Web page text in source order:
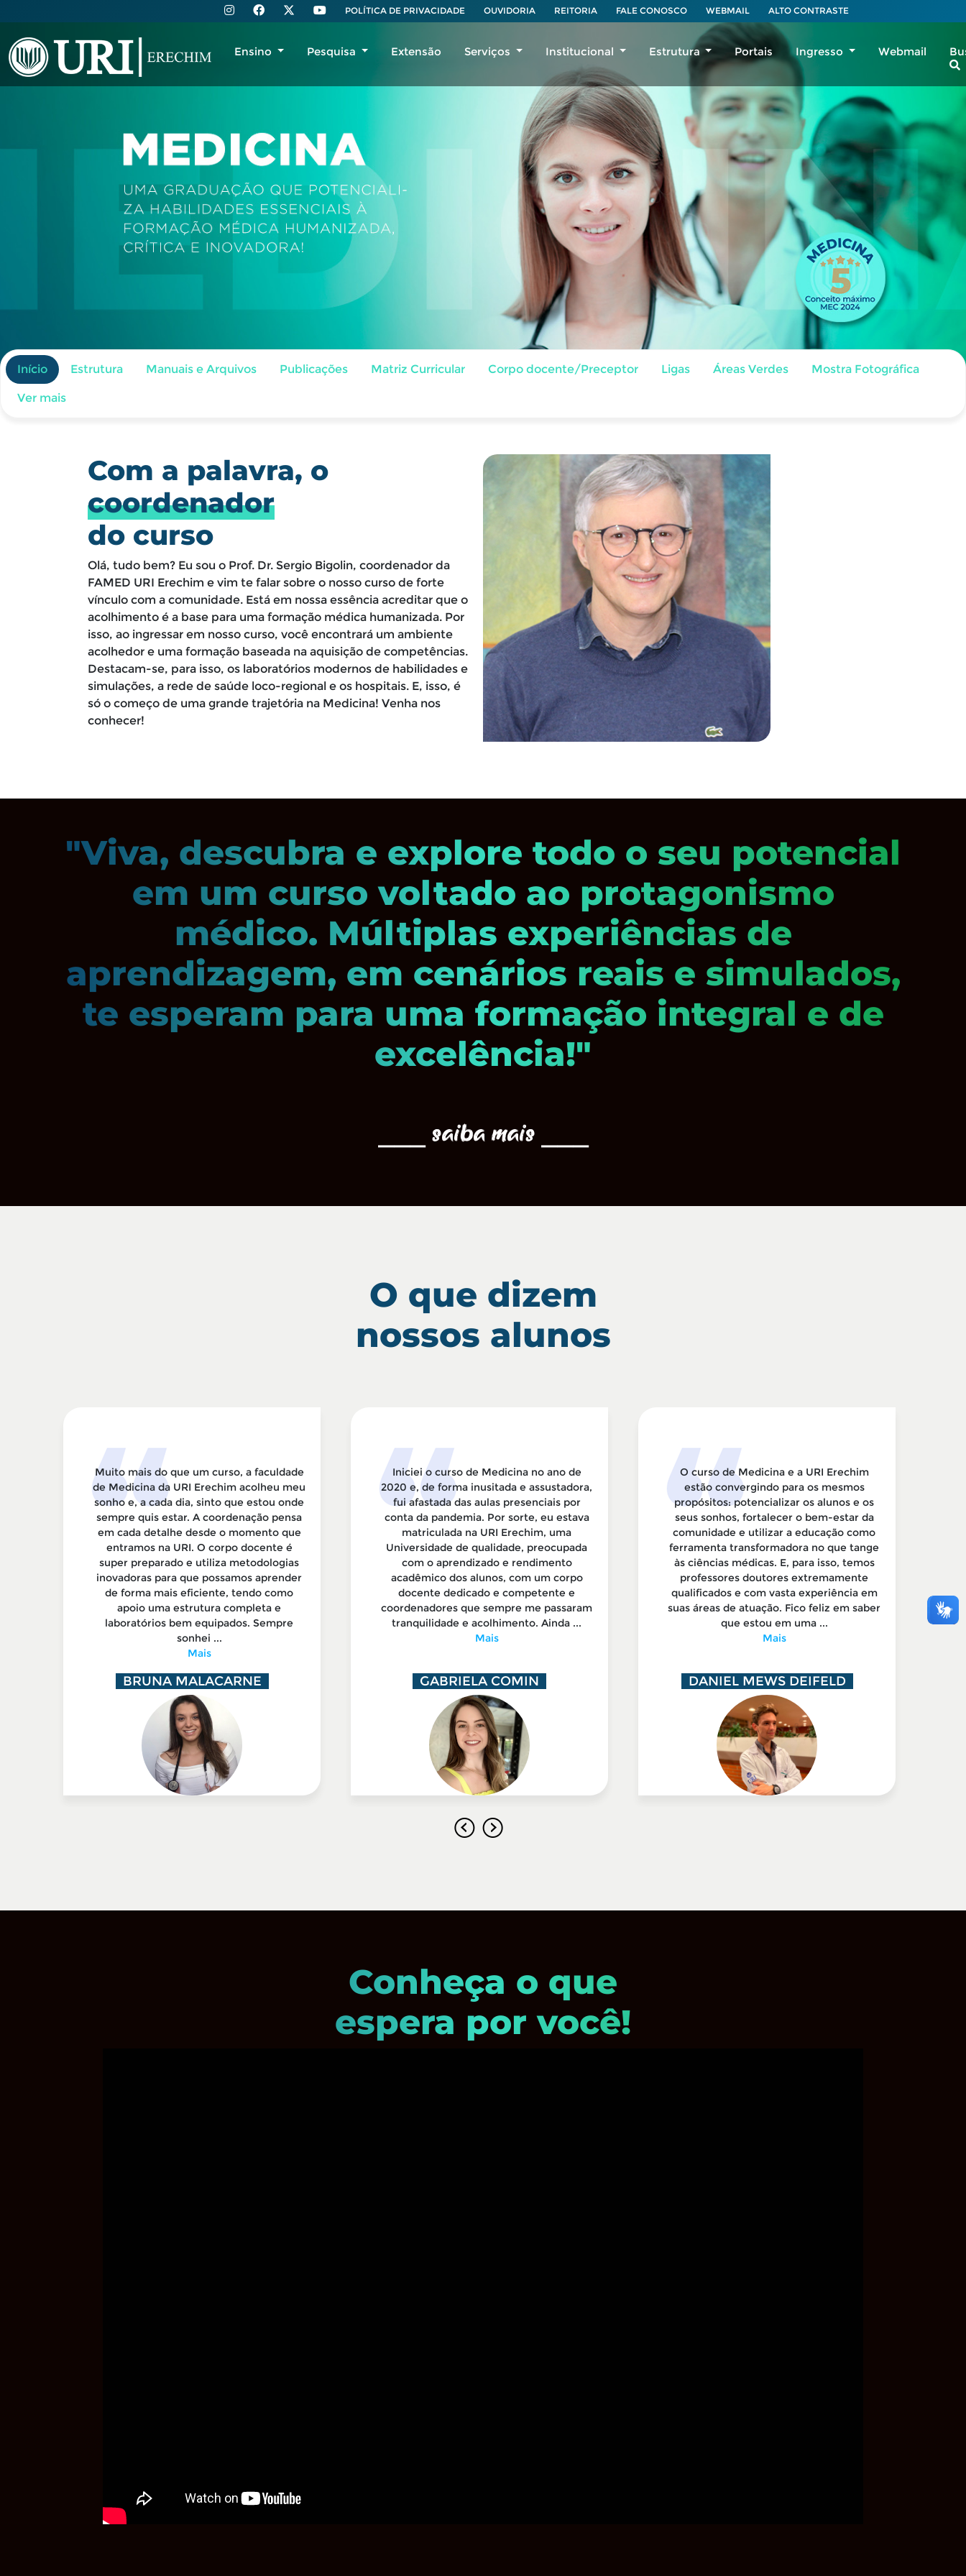
Ensino Pesquisa Extensão Serviços Institucional Estrutura Portais Ingresso Webmail
POLÍTICA DE PRIVACIDADE OUVIDORIA REITORIA FALE CONOSCO WEBMAIL ALTO CONTRASTE
Início Estrutura Manuais e Arquivos Publicações Matriz Curricular Corpo docente/Preceptor Ligas Áreas Verdes Mostra Fotográfica
Ver mais
Com a palavra, o
coordenador
do curso
Olá, tudo bem? Eu sou o Prof. Dr. Sergio Bigolin, coordenador da
FAMED URI Erechim e vim te falar sobre o nosso curso de forte
vínculo com a comunidade. Está em nossa essência acreditar que o
acolhimento é a base para uma formação médica humanizada. Por
isso, ao ingressar em nosso curso, você encontrará um ambiente
acolhedor e uma formação baseada na aquisição de competências.
Destacam-se, para isso, os laboratórios modernos de habilidades e
simulações, a rede de saúde loco-regional e os hospitais. E, isso, é
só o começo de uma grande trajetória na Medicina! Venha nos
conhecer!
"Viva, descubra e explore todo o seu potencial
em um curso voltado ao protagonismo
médico. Múltiplas experiências de
aprendizagem, em cenários reais e simulados,
te esperam para uma formação integral e de
excelência!"
⎯⎯⎯ saiba mais ⎯⎯⎯
O que dizem
nossos alunos
Muito mais do que um curso, a faculdade
de Medicina da URI Erechim acolheu meu
sonho e, a cada dia, sinto que estou onde
sempre quis estar. A coordenação pensa
em cada detalhe desde o momento que
entramos na URI. O corpo docente é
super preparado e utiliza metodologias
inovadoras para que possamos aprender
de forma mais eficiente, tendo como
apoio uma estrutura completa e
laboratórios bem equipados. Sempre
sonhei ...
Mais
BRUNA MALACARNE
Iniciei o curso de Medicina no ano de
2020 e, de forma inusitada e assustadora,
fui afastada das aulas presenciais por
conta da pandemia. Por sorte, eu estava
matriculada na URI Erechim, uma
Universidade de qualidade, preocupada
com o aprendizado e rendimento
acadêmico dos alunos, com um corpo
docente dedicado e competente e
coordenadores que sempre me passaram
tranquilidade e acolhimento. Ainda ...
Mais
GABRIELA COMIN
O curso de Medicina e a URI Erechim
estão convergindo para os mesmos
propósitos: potencializar os alunos e os
seus sonhos, fortalecer o bem-estar da
comunidade e utilizar a educação como
ferramenta transformadora no que tange
às ciências médicas. E, para isso, temos
professores doutores extremamente
qualificados e com vasta experiência em
suas áreas de atuação. Fico feliz em saber
que estou em uma ...
Mais
DANIEL MEWS DEIFELD
Conheça o que
espera por você!